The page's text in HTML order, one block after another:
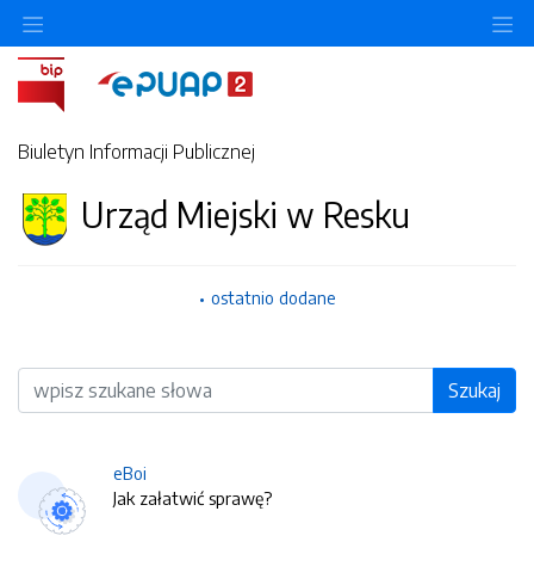
Biuletyn Informacji Publicznej
Urząd Miejski w Resku
ostatnio dodane
Wyszukiwarka Szukaj
eBoi
Jak załatwić sprawę?